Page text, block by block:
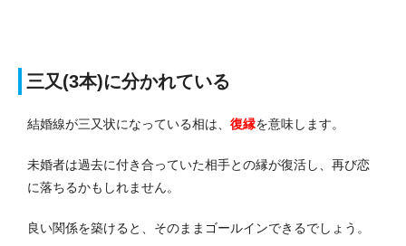
三又(3本)に分かれている
結婚線が三又状になっている相は、 復縁を意味します。
未婚者は過去に付き合っていた相手との縁が復活し、再び恋
に落ちるかもしれません。
良い関係を築けると、そのままゴールインできるでしょう。